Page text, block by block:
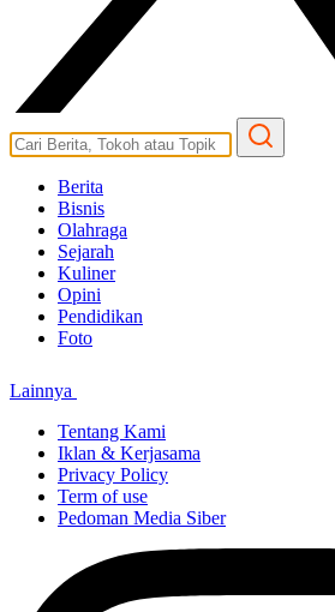
Berita
Bisnis
Olahraga
Sejarah
Kuliner
Opini
Pendidikan
Foto
Lainnya
Tentang Kami
Iklan & Kerjasama
Privacy Policy
Term of use
Pedoman Media Siber